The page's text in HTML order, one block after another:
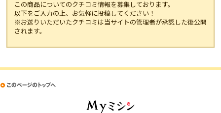
この商品についてのクチコミ情報を募集しております。
以下をご入力の上、お気軽に投稿してください！
※お送りいただいたクチコミは当サイトの管理者が承認した後公開
されます。